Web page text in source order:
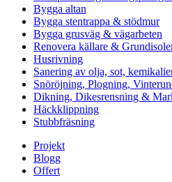
Bygga altan
Bygga stentrappa & stödmur
Bygga grusväg & vägarbeten
Renovera källare &
Husrivning
Sanering av olja, sot,
Snöröjning, Plogning,
Dikning, Dikesrensning &
Häckklippning
Stubbfräsning
Projekt
Blogg
Offert